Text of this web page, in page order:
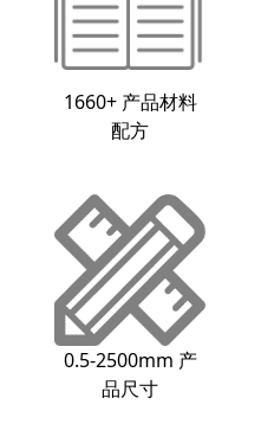
1660+ 产品材料
配方
0.5-2500mm 产
品尺寸